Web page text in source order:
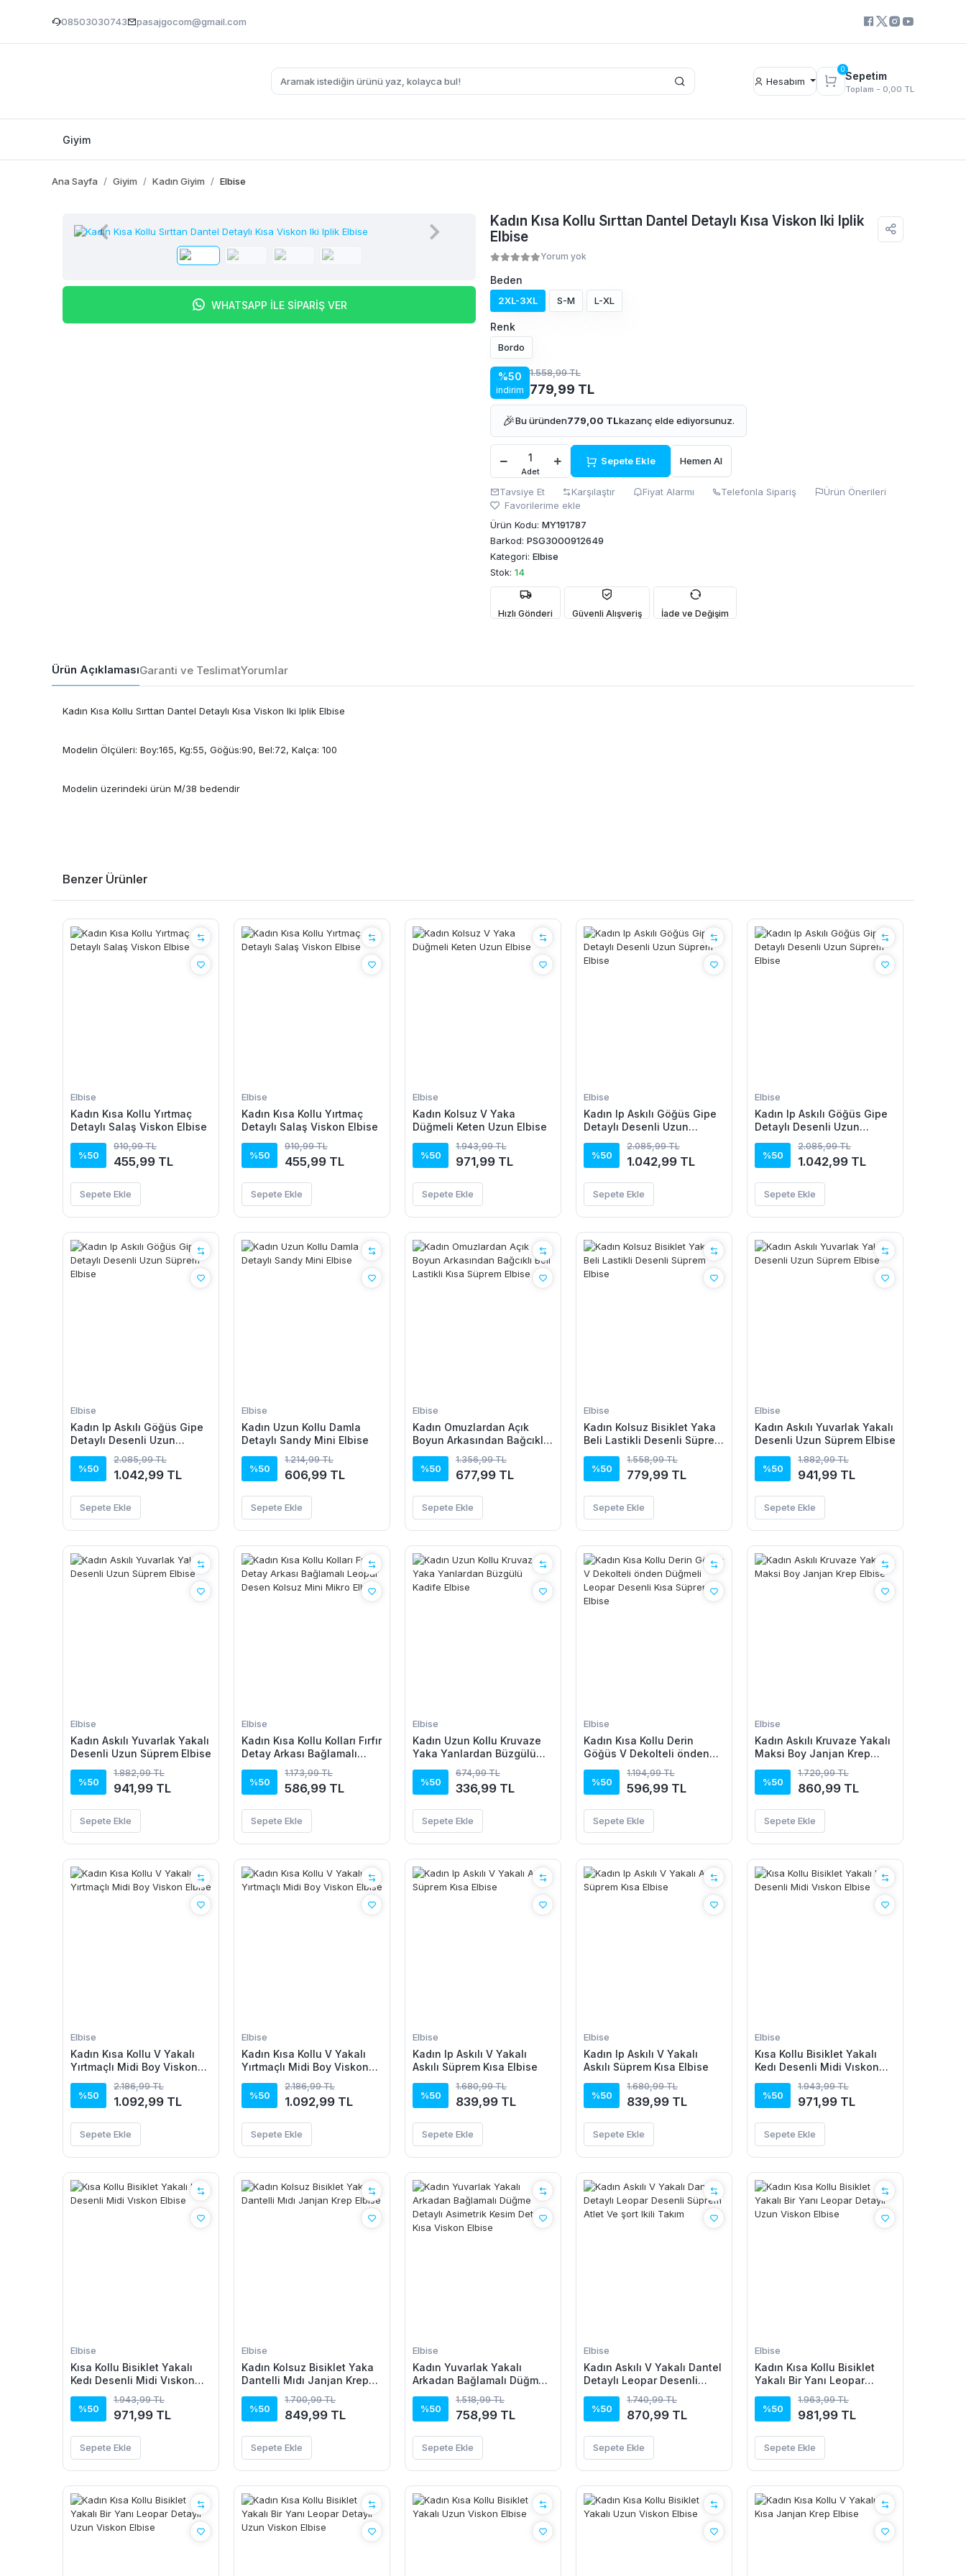
08503030743 pasajgocom@gmail.com
Hesabım
0
Sepetim
Toplam - 0,00 TL
Giyim
Ana Sayfa Giyim Kadın Giyim Elbise
WHATSAPP İLE SİPARİŞ VER
Kadın Kısa Kollu Sırttan Dantel Detaylı Kısa Viskon Iki Iplik
Elbise
Yorum yok
Beden
2XL-3XL S-M L-XL
Renk
Bordo
%50
indirim
1.558,99 TL
779,99 TL
🎉Bu üründen779,00 TLkazanç elde ediyorsunuz.
Adet
Sepete Ekle Hemen Al
Tavsiye Et Karşılaştır Fiyat Alarmı Telefonla Sipariş
Ürün Önerileri
Favorilerime ekle
Ürün Kodu: MY191787
Barkod: PSG3000912649
Kategori: Elbise
Stok: 14
Hızlı Gönderi Güvenli Alışveriş İade ve Değişim
Ürün AçıklamasıGaranti ve TeslimatYorumlar
Kadın Kısa Kollu Sırttan Dantel Detaylı Kısa Viskon Iki Iplik Elbise
Modelin Ölçüleri: Boy:165, Kg:55, Göğüs:90, Bel:72, Kalça: 100
Modelin üzerindeki ürün M/38 bedendir
Benzer Ürünler
Elbise
Kadın Kısa Kollu Yırtmaç
Detaylı Salaş Viskon Elbise
%50
910,99 TL
455,99 TL
Sepete Ekle
Elbise
Kadın Kısa Kollu Yırtmaç
Detaylı Salaş Viskon Elbise
%50
910,99 TL
455,99 TL
Sepete Ekle
Elbise
Kadın Kolsuz V Yaka
Düğmeli Keten Uzun Elbise
%50
1.943,99 TL
971,99 TL
Sepete Ekle
Elbise
Kadın Ip Askılı Göğüs Gipe
Detaylı Desenli Uzun
%50
2.085,99 TL
1.042,99 TL
Sepete Ekle
Elbise
Kadın Ip Askılı Göğüs Gipe
Detaylı Desenli Uzun
%50
2.085,99 TL
1.042,99 TL
Sepete Ekle
Elbise
Kadın Ip Askılı Göğüs Gipe
Detaylı Desenli Uzun
%50
2.085,99 TL
1.042,99 TL
Sepete Ekle
Elbise
Kadın Uzun Kollu Damla
Detaylı Sandy Mini Elbise
%50
1.214,99 TL
606,99 TL
Sepete Ekle
Elbise
Kadın Omuzlardan Açık
Boyun Arkasından Bağcıklı
Elbise
%50
1.356,99 TL
677,99 TL
Sepete Ekle
Elbise
Kadın Kolsuz Bisiklet Yaka
Beli Lastikli Desenli Süprem
%50
1.558,99 TL
779,99 TL
Sepete Ekle
Elbise
Kadın Askılı Yuvarlak Yakalı
Desenli Uzun Süprem Elbise
%50
1.882,99 TL
941,99 TL
Sepete Ekle
Elbise
Kadın Askılı Yuvarlak Yakalı
Desenli Uzun Süprem Elbise
%50
1.882,99 TL
941,99 TL
Sepete Ekle
Elbise
Kadın Kısa Kollu Kolları Fırfır
Detay Arkası Bağlamalı
Mikro Elbise
%50
1.173,99 TL
586,99 TL
Sepete Ekle
Elbise
Kadın Uzun Kollu Kruvaze
Yaka Yanlardan Büzgülü
%50
674,99 TL
336,99 TL
Sepete Ekle
Elbise
Kadın Kısa Kollu Derin
Göğüs V Dekolteli önden
Kısa Süprem Elbise
%50
1.194,99 TL
596,99 TL
Sepete Ekle
Elbise
Kadın Askılı Kruvaze Yakalı
Maksi Boy Janjan Krep
%50
1.720,99 TL
860,99 TL
Sepete Ekle
Elbise
Kadın Kısa Kollu V Yakalı
Yırtmaçlı Midi Boy Viskon
%50
2.186,99 TL
1.092,99 TL
Sepete Ekle
Elbise
Kadın Kısa Kollu V Yakalı
Yırtmaçlı Midi Boy Viskon
%50
2.186,99 TL
1.092,99 TL
Sepete Ekle
Elbise
Kadın Ip Askılı V Yakalı
Askılı Süprem Kısa Elbise
%50
1.680,99 TL
839,99 TL
Sepete Ekle
Elbise
Kadın Ip Askılı V Yakalı
Askılı Süprem Kısa Elbise
%50
1.680,99 TL
839,99 TL
Sepete Ekle
Elbise
Kısa Kollu Bisiklet Yakalı
Kedı Desenli Midi Vıskon
%50
1.943,99 TL
971,99 TL
Sepete Ekle
Elbise
Kısa Kollu Bisiklet Yakalı
Kedı Desenli Midi Vıskon
%50
1.943,99 TL
971,99 TL
Sepete Ekle
Elbise
Kadın Kolsuz Bisiklet Yaka
Dantelli Mıdı Janjan Krep
%50
1.700,99 TL
849,99 TL
Sepete Ekle
Elbise
Kadın Yuvarlak Yakalı
Arkadan Bağlamalı Düğme
Detaylı Kısa Viskon Elbise
%50
1.518,99 TL
758,99 TL
Sepete Ekle
Elbise
Kadın Askılı V Yakalı Dantel
Detaylı Leopar Desenli
Takım
%50
1.740,99 TL
870,99 TL
Sepete Ekle
Elbise
Kadın Kısa Kollu Bisiklet
Yakalı Bir Yanı Leopar
%50
1.963,99 TL
981,99 TL
Sepete Ekle